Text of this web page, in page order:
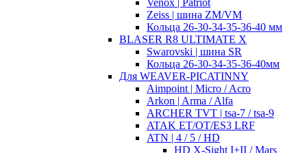
Venox | Patriot
Zeiss | шина ZM/VM
Кольца 26-30-34-35-36-40 мм
BLASER R8 ULTIMATE X
Swarovski | шина SR
Кольца 26-30-34-35-36-40мм
Для WEAVER-PICATINNY
Aimpoint | Micro / Acro
Arkon | Arma / Alfa
ARCHER TVT | tsa-7 / tsa-9
ATAK ET/OT/ES3 LRF
ATN | 4 / 5 / HD
HD X-Sight I+II / Mars